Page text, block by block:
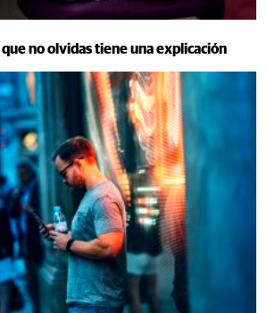
que no olvidas tiene una explicación